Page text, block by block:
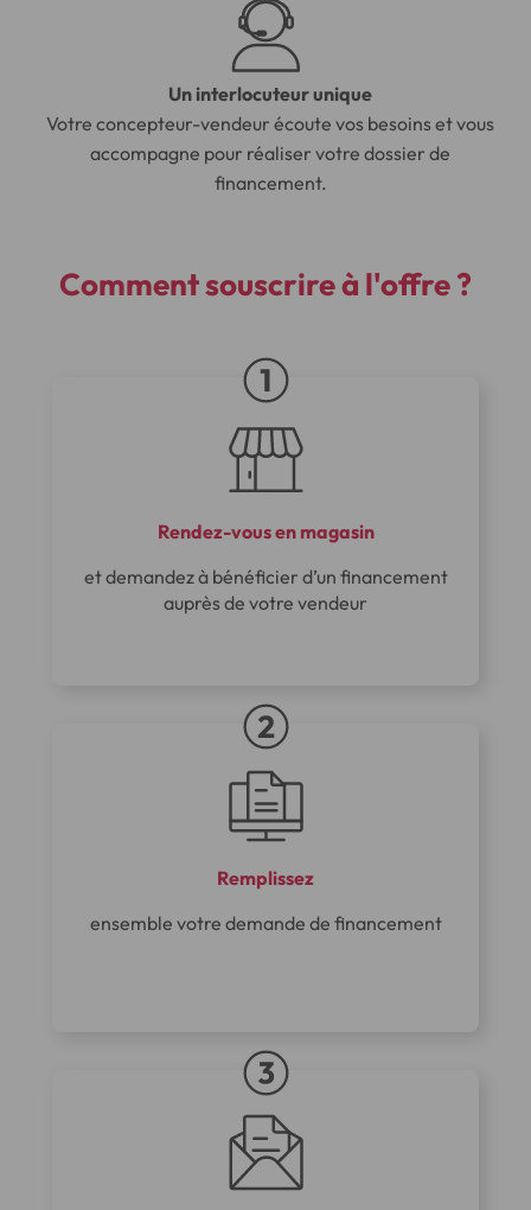
Un interlocuteur unique
Votre concepteur-vendeur écoute vos besoins et vous
accompagne pour réaliser votre dossier de
financement.
Commentsouscrire à l'offre ?
Rendez-vous en magasin
et demandez à bénéficier d’un financement
auprès de votre vendeur
Remplissez
ensemble votre demande de financement